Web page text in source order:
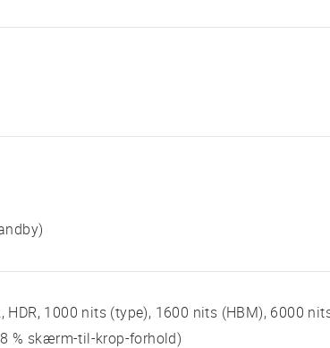
HDR, 1000 nits (type), 1600 nits (HBM), 6000
% skærm-til-krop-forhold)